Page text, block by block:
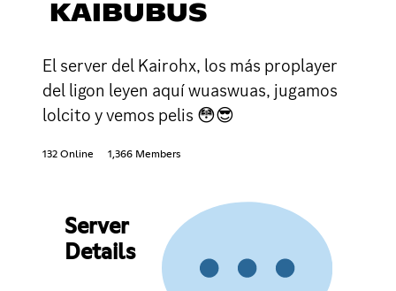
KAIBUBUS
El server del Kairohx, los más proplayer
del ligon leyen aquí wuaswuas, jugamos
lolcito y vemos pelis 😳😎
132 Online 1,366 Members
Server
Details